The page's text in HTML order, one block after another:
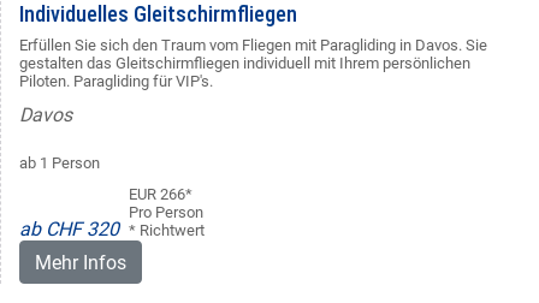
Individuelles Gleitschirmfliegen
Erfüllen Sie sich den Traum vom Fliegen mit Paragliding in Davos. Sie
gestalten das Gleitschirmfliegen individuell mit Ihrem persönlichen
Piloten. Paragliding für VIP's.
Davos
ab 1 Person
ab CHF 320
EUR 266*
Pro Person
* Richtwert
Mehr Infos